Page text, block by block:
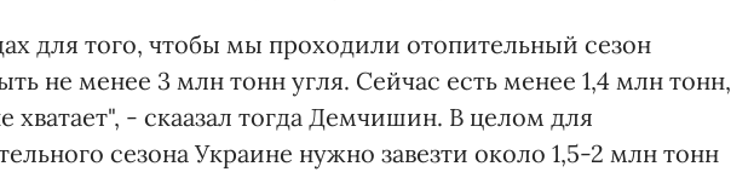
для того, чтобы мы проходили отопительный сезон
не менее 3 млн тонн угля. Сейчас есть менее 1,4 млн тонн,
хватает", - скаазал тогда Демчишин. В целом для
сезона Украине нужно завезти около 1,5-2 млн тонн